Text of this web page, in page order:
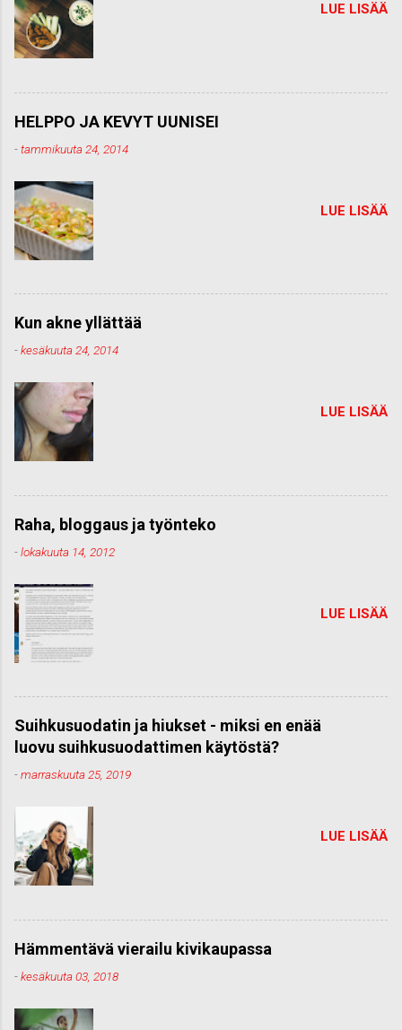
LUE LISÄÄ
HELPPO JA KEVYT UUNISEI
-tammikuuta 24, 2014
LUE LISÄÄ
Kun akne yllättää
-kesäkuuta 24, 2014
LUE LISÄÄ
Raha, bloggaus ja työnteko
-lokakuuta 14, 2012
LUE LISÄÄ
Suihkusuodatin ja hiukset - miksi en enää
luovu suihkusuodattimen käytöstä?
-marraskuuta 25, 2019
LUE LISÄÄ
Hämmentävä vierailu kivikaupassa
-kesäkuuta 03, 2018